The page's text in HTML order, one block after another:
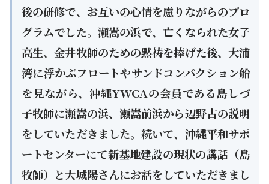
後の研修で、お互いの心情を慮りながらのプロ
グラムでした。瀬嵩の浜で、亡くなられた女子
高生、金井牧師のための黙祷を捧げた後、大浦
湾に浮かぶフロートやサンドコンパクション船
を見ながら、沖縄YWCAの会員である島しづ
子牧師に瀬嵩の浜、瀬嵩前浜から辺野古の説明
をしていただきました。続いて、沖縄平和サポ
ートセンターにて新基地建設の現状の講話（島
牧師）と大城陽さんにお話をしていただきまし